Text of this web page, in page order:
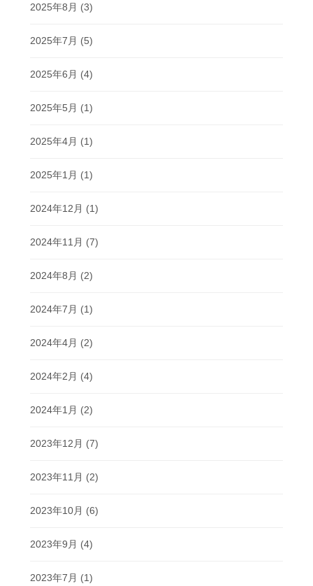
2025年8月 (3)
2025年7月 (5)
2025年6月 (4)
2025年5月 (1)
2025年4月 (1)
2025年1月 (1)
2024年12月 (1)
2024年11月 (7)
2024年8月 (2)
2024年7月 (1)
2024年4月 (2)
2024年2月 (4)
2024年1月 (2)
2023年12月 (7)
2023年11月 (2)
2023年10月 (6)
2023年9月 (4)
2023年7月 (1)